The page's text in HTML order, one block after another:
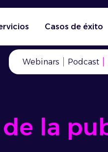
Casos de éxito
Webinars Podcast
la